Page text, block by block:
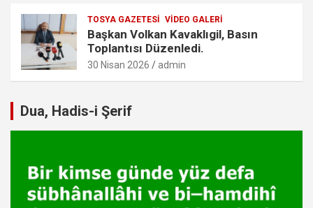
TOSYA GAZETESI VIDEO GALERI
Başkan Volkan Kavaklıgil, Basın
Toplantısı Düzenledi.
30 Nisan 2026 admin
Dua, Hadis-i Şerif